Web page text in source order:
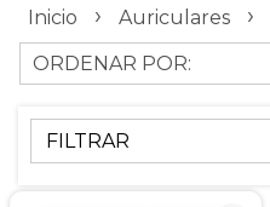
Inicio › Auriculares ›
ORDENAR POR:
FILTRAR